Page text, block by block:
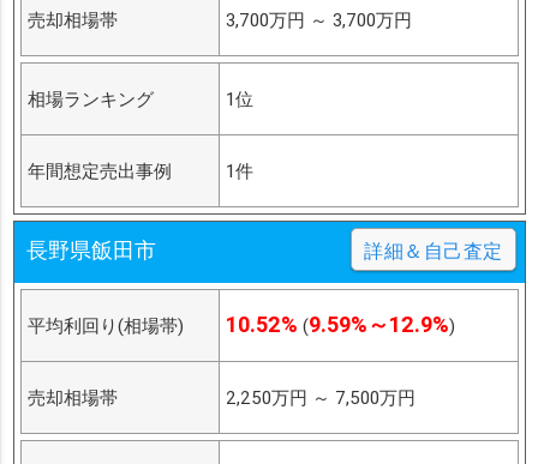
売却相場帯 3,700万円 ～ 3,700万円
相場ランキング 1位
年間想定売出事例 1件
長野県飯田市 詳細＆自己査定
平均利回り(相場帯) 10.52% (9.59%～12.9%)
売却相場帯 2,250万円 ～ 7,500万円